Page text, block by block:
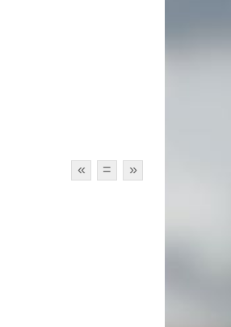
« = »